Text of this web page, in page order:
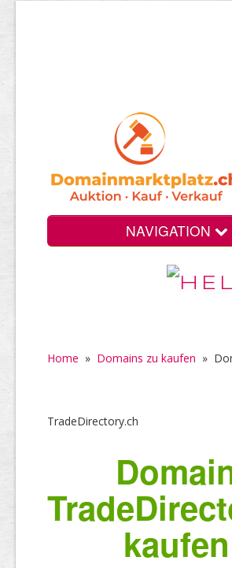
NAVIGATION
Home » Domains zu kaufen »
TradeDirectory.ch
kaufen